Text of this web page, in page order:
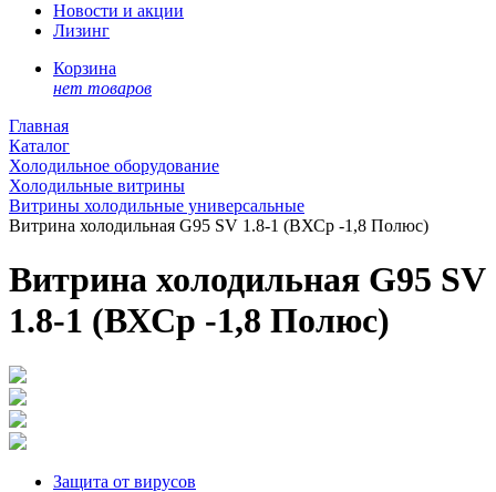
Новости и акции
Лизинг
Корзина
нет товаров
Главная
Каталог
Холодильное оборудование
Холодильные витрины
Витрины холодильные универсальные
Витрина холодильная G95 SV 1.8-1 (ВХСр -1,8 Полюс)
Витрина холодильная G95 SV
1.8-1 (ВХСр -1,8 Полюс)
Защита от вирусов